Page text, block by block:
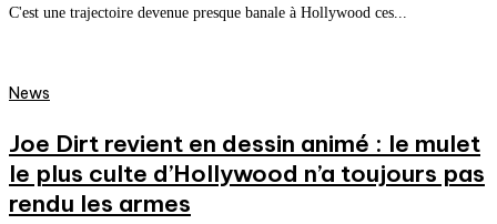
C'est une trajectoire devenue presque banale à Hollywood ces...
News
Joe Dirt revient en dessin animé : le mulet
le plus culte d’Hollywood n’a toujours pas
rendu les armes